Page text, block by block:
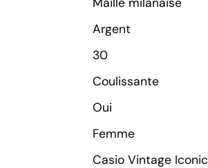
Argent
30
Coulissante
Oui
Femme
Casio Vintage Iconic